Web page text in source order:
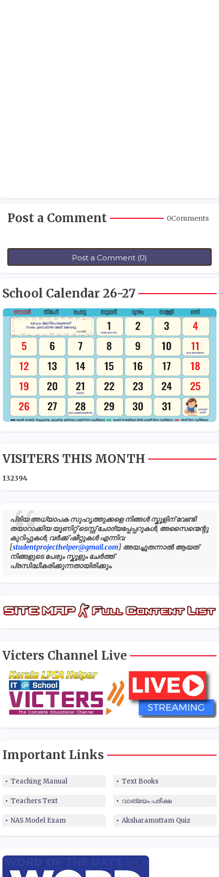
Post a Comment 0Comments
Post a Comment (0)
School Calendar 26-27
VISITERS THIS MONTH
132394
പ്രിയ അധ്യാപക സുഹൃത്തുക്കളെ നിങ്ങൾ സ്കൂളിന് വേണ്ടി
തയാറാക്കിയ യൂണിറ്റ് ടെസ്റ്റ് ചോദ്യപ്പേപ്പറുകൾ, അസൈന്മെന്റു
കുറിപ്പുകൾ, വർക്ക് ഷീറ്റുകൾ എന്നിവ
[studentprojecthelper@gmail.com] അയച്ചുതന്നാൽ ആയത്
നിങ്ങളുടെ പേരും സ്കൂളും ചേർത്ത്
പ്രസിദ്ധീകരിക്കുന്നതായിരിക്കും.
Victers Channel Live
Important Links
Teaching Manual Text Books
Teachers Text വാങ്മയം പരീക്ഷ
NAS Model Exam Aksharamuttam Quiz